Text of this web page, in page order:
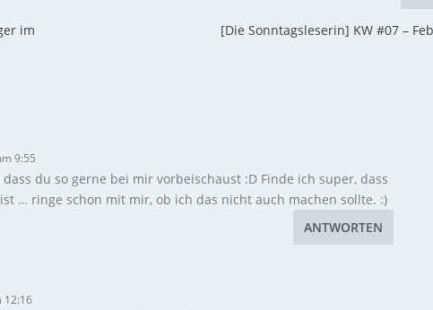
im
[Die Sonntagsleserin] KW #07 –
9:55
du so gerne bei mir vorbeischaust :D Finde ich super, dass
… ringe schon mit mir, ob ich das nicht auch machen sollte. :)
ANTWORTEN
12:16